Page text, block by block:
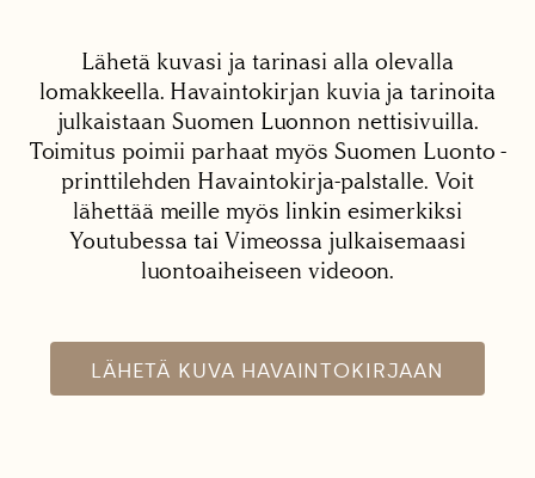
Lähetä kuvasi ja tarinasi alla olevalla
lomakkeella. Havaintokirjan kuvia ja tarinoita
julkaistaan Suomen Luonnon nettisivuilla.
Toimitus poimii parhaat myös Suomen Luonto -
printtilehden Havaintokirja-palstalle. Voit
lähettää meille myös linkin esimerkiksi
Youtubessa tai Vimeossa julkaisemaasi
luontoaiheiseen videoon.
LÄHETÄ KUVA HAVAINTOKIRJAAN